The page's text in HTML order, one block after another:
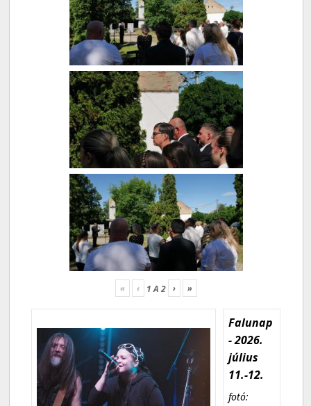
« ‹ 1A2 › »
Falunap
- 2026.
július
11.-12.
fotó: